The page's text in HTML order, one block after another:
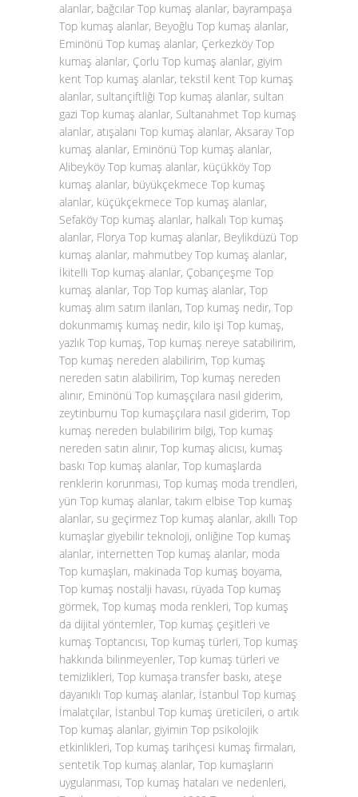
alanlar, bağcılar Top kumaş alanlar, bayrampaşa
Top kumaş alanlar, Beyoğlu Top kumaş alanlar,
Eminönü Top kumaş alanlar, Çerkezköy Top
kumaş alanlar, Çorlu Top kumaş alanlar, giyim
kent Top kumaş alanlar, tekstil kent Top kumaş
alanlar, sultançiftliği Top kumaş alanlar, sultan
gazi Top kumaş alanlar, Sultanahmet Top kumaş
alanlar, atışalanı Top kumaş alanlar, Aksaray Top
kumaş alanlar, Eminönü Top kumaş alanlar,
Alibeyköy Top kumaş alanlar, küçükköy Top
kumaş alanlar, büyükçekmece Top kumaş
alanlar, küçükçekmece Top kumaş alanlar,
Sefaköy Top kumaş alanlar, halkalı Top kumaş
alanlar, Florya Top kumaş alanlar, Beylikdüzü Top
kumaş alanlar, mahmutbey Top kumaş alanlar,
İkitelli Top kumaş alanlar, Çobançeşme Top
kumaş alanlar, Top Top kumaş alanlar, Top
kumaş alım satım ilanları, Top kumaş nedir, Top
dokunmamış kumaş nedir, kilo işi Top kumaş,
yazlık Top kumaş, Top kumaş nereye satabilirim,
Top kumaş nereden alabilirim, Top kumaş
nereden satın alabilirim, Top kumaş nereden
alınır, Eminönü Top kumaşçılara nasıl giderim,
zeytinburnu Top kumaşçılara nasıl giderim, Top
kumaş nereden bulabilirim bilgi, Top kumaş
nereden satın alınır, Top kumaş alıcısı, kumaş
baskı Top kumaş alanlar, Top kumaşlarda
renklerin korunması, Top kumaş moda trendleri,
yün Top kumaş alanlar, takım elbise Top kumaş
alanlar, su geçirmez Top kumaş alanlar, akıllı Top
kumaşlar giyebilir teknoloji, onliğine Top kumaş
alanlar, internetten Top kumaş alanlar, moda
Top kumaşları, makinada Top kumaş boyama,
Top kumaş nostalji havası, rüyada Top kumaş
görmek, Top kumaş moda renkleri, Top kumaş
da dijital yöntemler, Top kumaş çeşitleri ve
kumaş Toptancısı, Top kumaş türleri, Top kumaş
hakkında bilinmeyenler, Top kumaş türleri ve
temizlikleri, Top kumaşa transfer baskı, ateşe
dayanıklı Top kumaş alanlar, İstanbul Top kumaş
İmalatçılar, İstanbul Top kumaş üreticileri, o artık
Top kumaş alanlar, giyimin Top psikolojik
etkinlikleri, Top kumaş tarihçesi kumaş firmaları,
sentetik Top kumaş alanlar, Top kumaşların
uygulanması, Top kumaş hataları ve nedenleri,